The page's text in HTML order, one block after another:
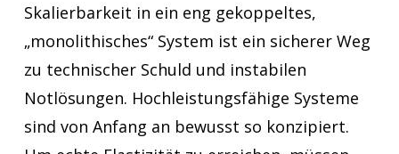
Skalierbarkeit in ein eng gekoppeltes,
„monolithisches“ System ist ein sicherer Weg
zu technischer Schuld und instabilen
Notlösungen. Hochleistungsfähige Systeme
sind von Anfang an bewusst so konzipiert.